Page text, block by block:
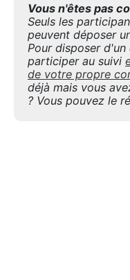
Vous n'êtes pas
Seuls les
peuvent déposer
Pour disposer
participer au suivi
de votre propre
déjà mais vous
? Vous pouvez le